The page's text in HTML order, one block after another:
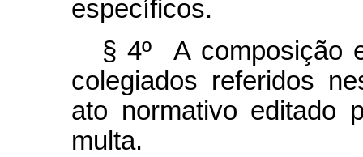
específicos.
§ 4º A composição
colegiados referidos
ato normativo editado
multa.